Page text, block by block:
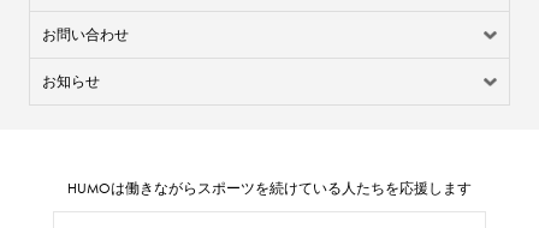
お問い合わせ
お知らせ
HUMOは働きながらスポーツを続けている人たちを応援します